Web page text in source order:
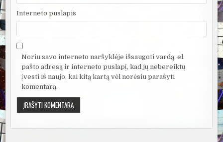
Interneto puslapis
Noriu savo interneto naršyklėje išsaugoti vardą, el.
pašto adresą ir interneto puslapį, kad jų nebereiktų
įvesti iš naujo, kai kitą kartą vėl norėsiu parašyti
komentarą.